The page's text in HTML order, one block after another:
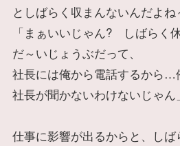
としばらく収まんないんだよね
「まぁいいじゃん? しばらく
だ～いじょうぶだって、
社長には俺から電話するから…
社長が聞かないわけないじゃん」
仕事に影響が出るからと、し